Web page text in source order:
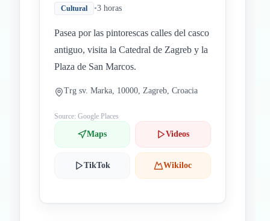
Cultural •3 horas
Pasea por las pintorescas calles del casco
antiguo, visita la Catedral de Zagreb y la
Plaza de San Marcos.
Trg sv. Marka, 10000, Zagreb, Croacia
Source: Google Places
Maps Videos
TikTok Wikiloc